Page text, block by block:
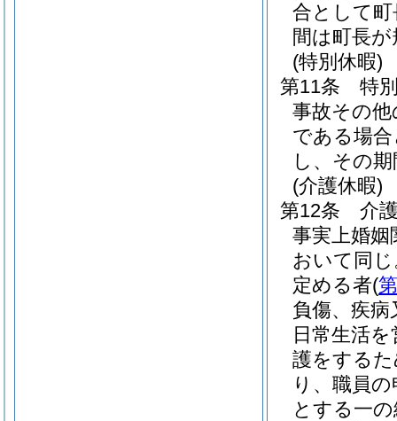
合として
間は町長
(特別休暇)
第11条
特
事故その
である場
し、その
(介護休暇)
第12条
介
事実上婚
おいて同じ
定める者(
負傷、疾
日常生活
護をする
り、職員
とする一